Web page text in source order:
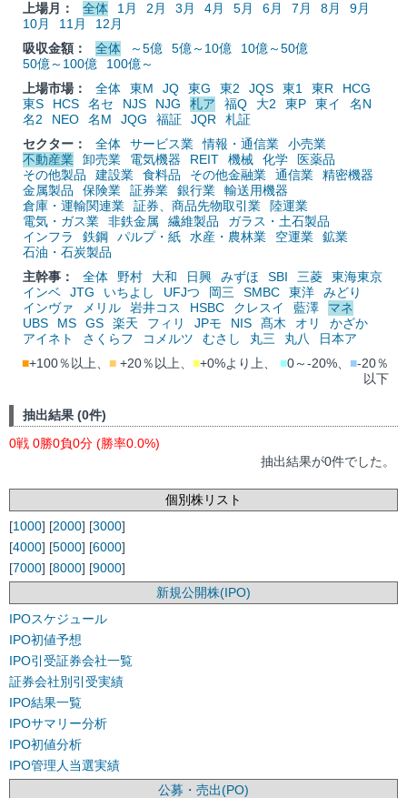
上場月：
全体 1月 2月 3月 4月 5月 6月 7月 8月
9月
10月
11月
12月
吸収金額：
全体 ～5億 5億～10億
10億～50億
50億～100億
100億～
上場市場：
全体 東M JQ 東G 東2 JQS 東1 東R
HCG
東S
HCS 名セ NJS NJG 札ア 福Q 大2 東P 東イ
名N
名2
NEO 名M JQG 福証 JQR
札証
セクター：
全体 サービス業 情報・通信業
小売業
不動産業
卸売業 電気機器 REIT 機械 化学
医薬品
その他製品
建設業 食料品 その他金融業 通信業
精密機器
金属製品
保険業 証券業 銀行業
輸送用機器
倉庫・運輸関連業
証券、商品先物取引業
陸運業
電気・ガス業
非鉄金属 繊維製品
ガラス・土石製品
インフラ
鉄鋼 パルプ・紙 水産・農林業 空運業
鉱業
石油・石炭製品
主幹事：
全体 野村 大和 日興 みずほ SBI 三菱
東海東京
インベ
JTG いちよし UFJつ 岡三 SMBC 東洋
みどり
インヴァ
メリル 岩井コス HSBC クレスイ 藍澤
マネ
UBS
MS GS 楽天 フィリ JPモ NIS 髙木 オリ
かざか
アイネト
さくらフ コメルツ むさし 丸三 丸八
日本ア
■+100％以上、 ■ +20％以上、 ■+0%より上、 ■0～-20%、 ■-20％
以下
抽出結果 (0件)
0戦 0勝0負0分 (勝率0.0%)
抽出結果が0件でした。
個別株リスト
[1000] [2000] [3000]
[4000] [5000] [6000]
[7000] [8000] [9000]
新規公開株(IPO)
IPOスケジュール
IPO初値予想
IPO引受証券会社一覧
証券会社別引受実績
IPO結果一覧
IPOサマリー分析
IPO初値分析
IPO管理人当選実績
公募・売出(PO)